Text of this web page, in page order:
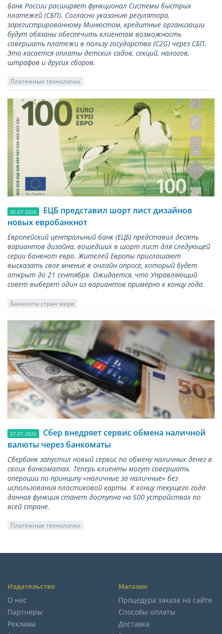
Банк России расширяет функционал Системы быстрых
платежей (СБП). Согласно указанию регулятора,
зарегистрированному Минюстом, кредитные организации
будут обязаны обеспечить клиентам возможность
совершать платежи в пользу государства (С2G) через СБП.
Это касается оплаты детских садов, секций, налогов,
штрафов и других сборов.
Платежные технологии
30.07.2026
ЕЦБ представил шорт лист дизайнов
новых евробанкнот
Европейский центральный банк (ЕЦБ) представил десять
вариантов дизайна, вошедших в шорт лист для следующей
серии банкнот евро. Жителей Европы приглашают
высказать свое мнение в онлайн опросе, который будет
открыт до 21 сентября. Ожидается, что Управляющий
совет выберет один из вариантов примерно к концу года.
Банкноты стран мира
27.07.2026
Сбер внедряет сервис обмена наличной
валюты через банкоматы
Сбербанк запустил новый сервис по обмену наличных денег в
своих банкоматах. Теперь клиенты могут совершать
операции по принципу «наличные за наличные» без
использования пластиковой карты. К концу текущего года
данная функция станет доступна на 500 устройствах по
всей стране.
Платежные технологии
Издательство
О нас
Партнеры
Реклама
Магазин
Процедура заказа на сайте
Способы оплаты
Доставка